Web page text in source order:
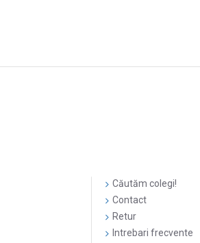
Căutăm colegi!
Contact
Retur
Intrebari frecvente